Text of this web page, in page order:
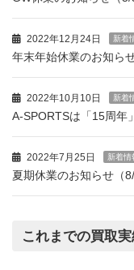
2022年12月24日 新着
年末年始休業のお知ら
2022年10月10日 新着
A-SPORTSは「15周年
2022年7月25日 新着情
夏期休業のお知らせ（
これまでの買取